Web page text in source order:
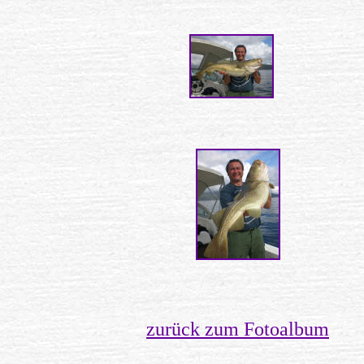
zurück zum Fotoalbum